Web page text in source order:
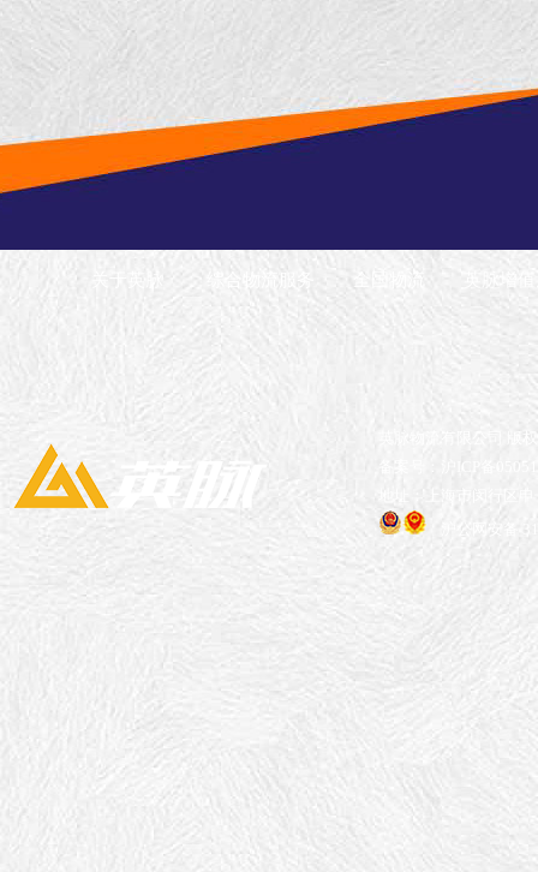
综合物流服务 全国物流
英脉物流有限公司 版
备案号：沪ICP备
沪公网安备